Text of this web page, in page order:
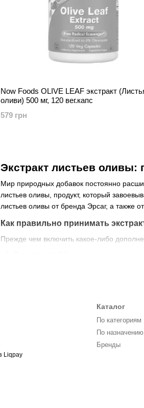
Экстракт листьев оливы:
Мир природных добавок постоянно
листьев оливы, продукт, который
листьев оливы от бренда Эрсаг, а также
Как правильно принимать
Прежде чем включить какое-либо
курс, длительность которого обычно
Для чего экстракт листьев оливы
Экстракт листьев оливы Эрсаг — это не
Антиоксидантные свойства.
Некоторые
Now Foods OLIVE LEAF экстракт
оливи) 500 мг, 120 вег.капс
579 грн
Каталог
По категориям
По назначению
Бренды